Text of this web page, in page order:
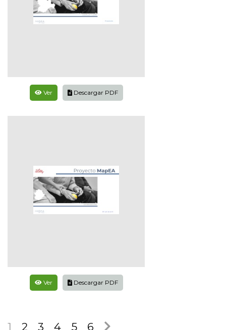
Ver Descargar PDF
Ver Descargar PDF
1 2 3 4 5 6